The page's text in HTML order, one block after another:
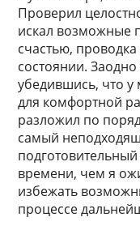
Проверил
искал возможные
счастью,
состоянии.
убедившись, что у
для комфортной
разложил по
самый
времени, чем я
избежать
процессе